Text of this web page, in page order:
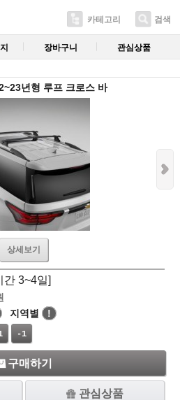
카테고리 검색
장바구니 관심상품
년형 루프 크로스 바
상세보기
간 3~4일]
지역별
!
-1
구매하기
관심상품